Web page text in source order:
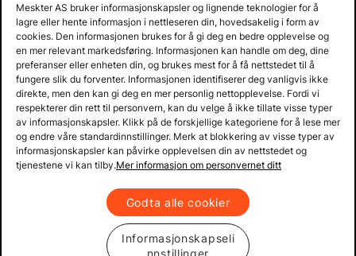
Copyright © 2013 - 2026 Mekster.no
KjøpsvilkårPersonvern
Meskter AS bruker informasjonskapsler og lignende teknologier for å
lagre eller hente informasjon i nettleseren din, hovedsakelig i form av
cookies. Den informasjonen brukes for å gi deg en bedre opplevelse og
en mer relevant markedsføring. Informasjonen kan handle om deg, dine
preferanser eller enheten din, og brukes mest for å få nettstedet til å
fungere slik du forventer. Informasjonen identifiserer deg vanligvis ikke
direkte, men den kan gi deg en mer personlig nettopplevelse. Fordi vi
respekterer din rett til personvern, kan du velge å ikke tillate visse typer
av informasjonskapsler. Klikk på de forskjellige kategoriene for å lese mer
og endre våre standardinnstillinger. Merk at blokkering av visse typer av
informasjonskapsler kan påvirke opplevelsen din av nettstedet og
tjenestene vi kan tilby.Mer informasjon om personvernet ditt
Godta alle cookier
Informasjonskapseli